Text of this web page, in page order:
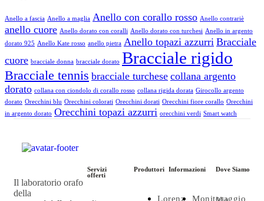
Anello a fascia Anello a maglia Anello con corallo rosso Anello contrariè
anello cuore Anello dorato con coralli Anello dorato con turchesi Anello in argento
dorato 925 Anello Kate rosso anello pietra Anello topazi azzurri Bracciale
cuore bracciale donna bracciale dorato Bracciale rigido
Bracciale tennis bracciale turchese collana argento
dorato collana con ciondolo di corallo rosso collana rigida dorata Girocollo argento
dorato Orecchini blu Orecchini colorati Orecchini dorati Orecchini fiore corallo Orecchini
in argento dorato Orecchini topazi azzurri orecchini verdi Smart watch
Il laboratorio orafo
della
Servizi
offerti
Produttori
Lorenz
Informazioni
Monitoraggio
Dove Siamo